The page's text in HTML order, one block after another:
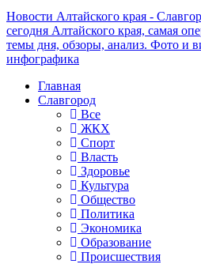
Новости Алтайского края -
сегодня Алтайского края, самая
темы дня, обзоры, анализ. Фото и
инфографика
Главная
Славгород
Все
ЖКХ
Спорт
Власть
Здоровье
Культура
Общество
Политика
Экономика
Образование
Происшествия